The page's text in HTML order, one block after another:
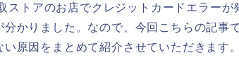
ストアのお店でクレジットカードエラーが
分かりました。なので、今回こちらの記事
原因をまとめて紹介させていただきます。